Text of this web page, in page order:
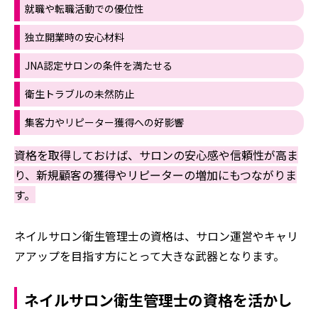
就職や転職活動での優位性
独立開業時の安心材料
JNA認定サロンの条件を満たせる
衛生トラブルの未然防止
集客力やリピーター獲得への好影響
資格を取得しておけば、サロンの安心感や信頼性が高ま
り、新規顧客の獲得やリピーターの増加にもつながりま
す。
ネイルサロン衛生管理士の資格は、サロン運営やキャリ
アアップを目指す方にとって大きな武器となります。
ネイルサロン衛生管理士の資格を活かし